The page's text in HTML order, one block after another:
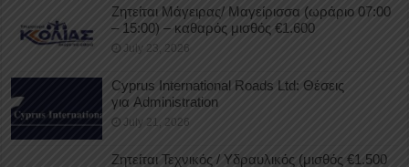
Ζητείται Μάγειρας/ Μαγείρισσα (ωράριο 07:00
– 15:00) – καθαρός μισθός €1.600
July 23, 2026
Cyprus International Roads Ltd: Θέσεις
για Administration
July 21, 2026
Ζητείται Τεχνικός / Υδραυλικός (μισθός €1.500